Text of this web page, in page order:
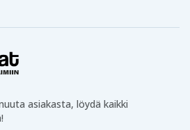
asiakasta, löydä kaikki